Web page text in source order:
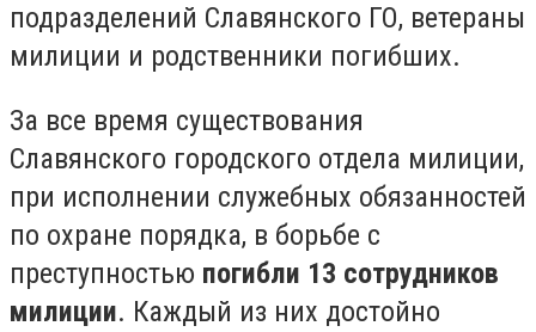
подразделений Славянского ГО, ветераны
милиции и родственники погибших.
За все время существования
Славянского городского отдела милиции,
при исполнении служебных обязанностей
по охране порядка, в борьбе с
преступностью погибли 13 сотрудников
милиции. Каждый из них достойно